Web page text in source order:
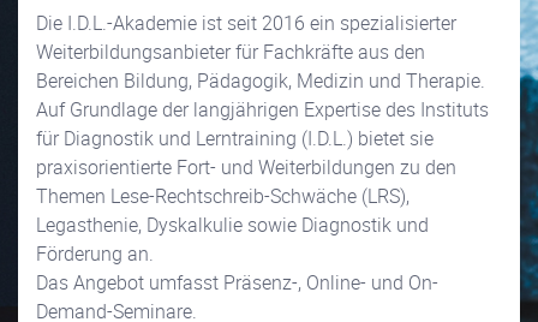
Die I.D.L.-Akademie ist seit 2016 ein spezialisierter
Weiterbildungsanbieter für Fachkräfte aus den
Bereichen Bildung, Pädagogik, Medizin und Therapie.
Auf Grundlage der langjährigen Expertise des Instituts
für Diagnostik und Lerntraining (I.D.L.) bietet sie
praxisorientierte Fort- und Weiterbildungen zu den
Themen Lese-Rechtschreib-Schwäche (LRS),
Legasthenie, Dyskalkulie sowie Diagnostik und
Förderung an.
Das Angebot umfasst Präsenz-, Online- und On-
Demand-Seminare.